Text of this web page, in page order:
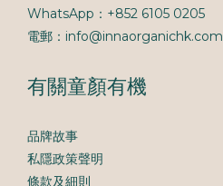
WhatsApp：+852 6105 0205
電郵：info@innaorganichk.com
有關童顏有機
品牌故事
私隱政策聲明
條款及細則